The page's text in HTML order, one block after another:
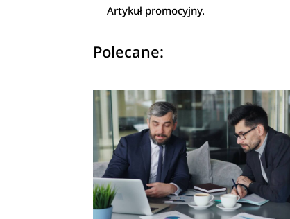
Artykuł promocyjny.
Polecane: